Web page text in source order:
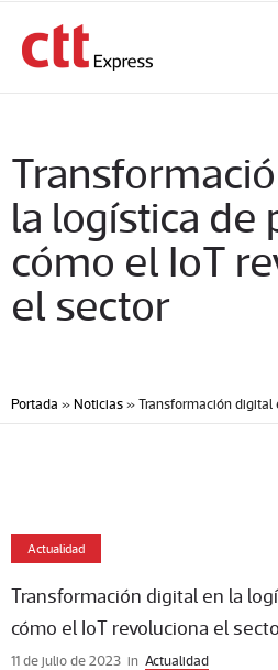
la logística de
cómo el IoT
el sector
Portada » Noticias » Transformación digital
Actualidad
Transformación digital en la
cómo el IoT revoluciona el
11 de julio de 2023 in Actualidad